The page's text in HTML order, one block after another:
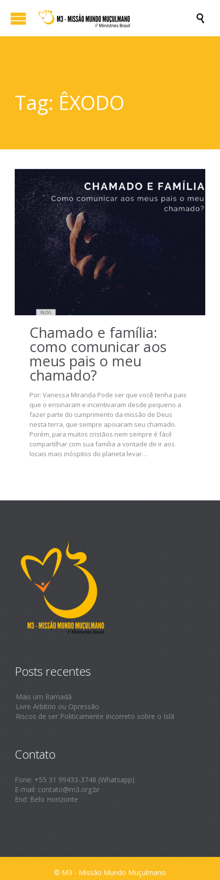

Tag: ÊXODO
Chamado e família:
como comunicar aos
meus pais o meu
chamado?
Por: Vanessa Miranda Pode ser que você tenha pais
que o ensinaram e incentivaram desde pequeno a
fazer parte do cumprimento da missão de Deus
nesta terra, que sempre apoiaram seu chamado.
Porém, para muitos cristãos nem sempre é fácil
compartilhar com sua família a vontade de ir aos
locais mais inóspitos do planeta levar…
Posts recentes
Mais um Ramadã
Livre Arbítrio ou Opressão
Riscos de ser Politicamente Incorreto sobre o Islã
Contato
Fone: +55 31 99433-3748 (Whatsapp)
E-mail: contato@m3.org.br
End: Belo Horizonte
© M3 - Missão Mundo Muçulmano